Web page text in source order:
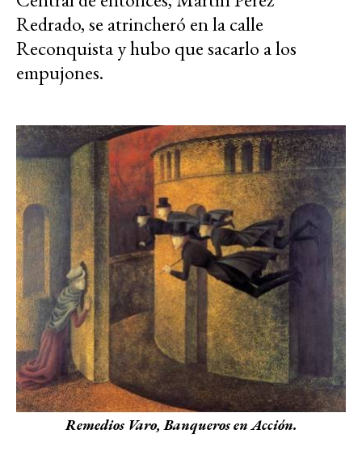
Redrado, se atrincheró en la calle
Reconquista y hubo que sacarlo a los
empujones.
Remedios Varo, Banqueros en Acción.